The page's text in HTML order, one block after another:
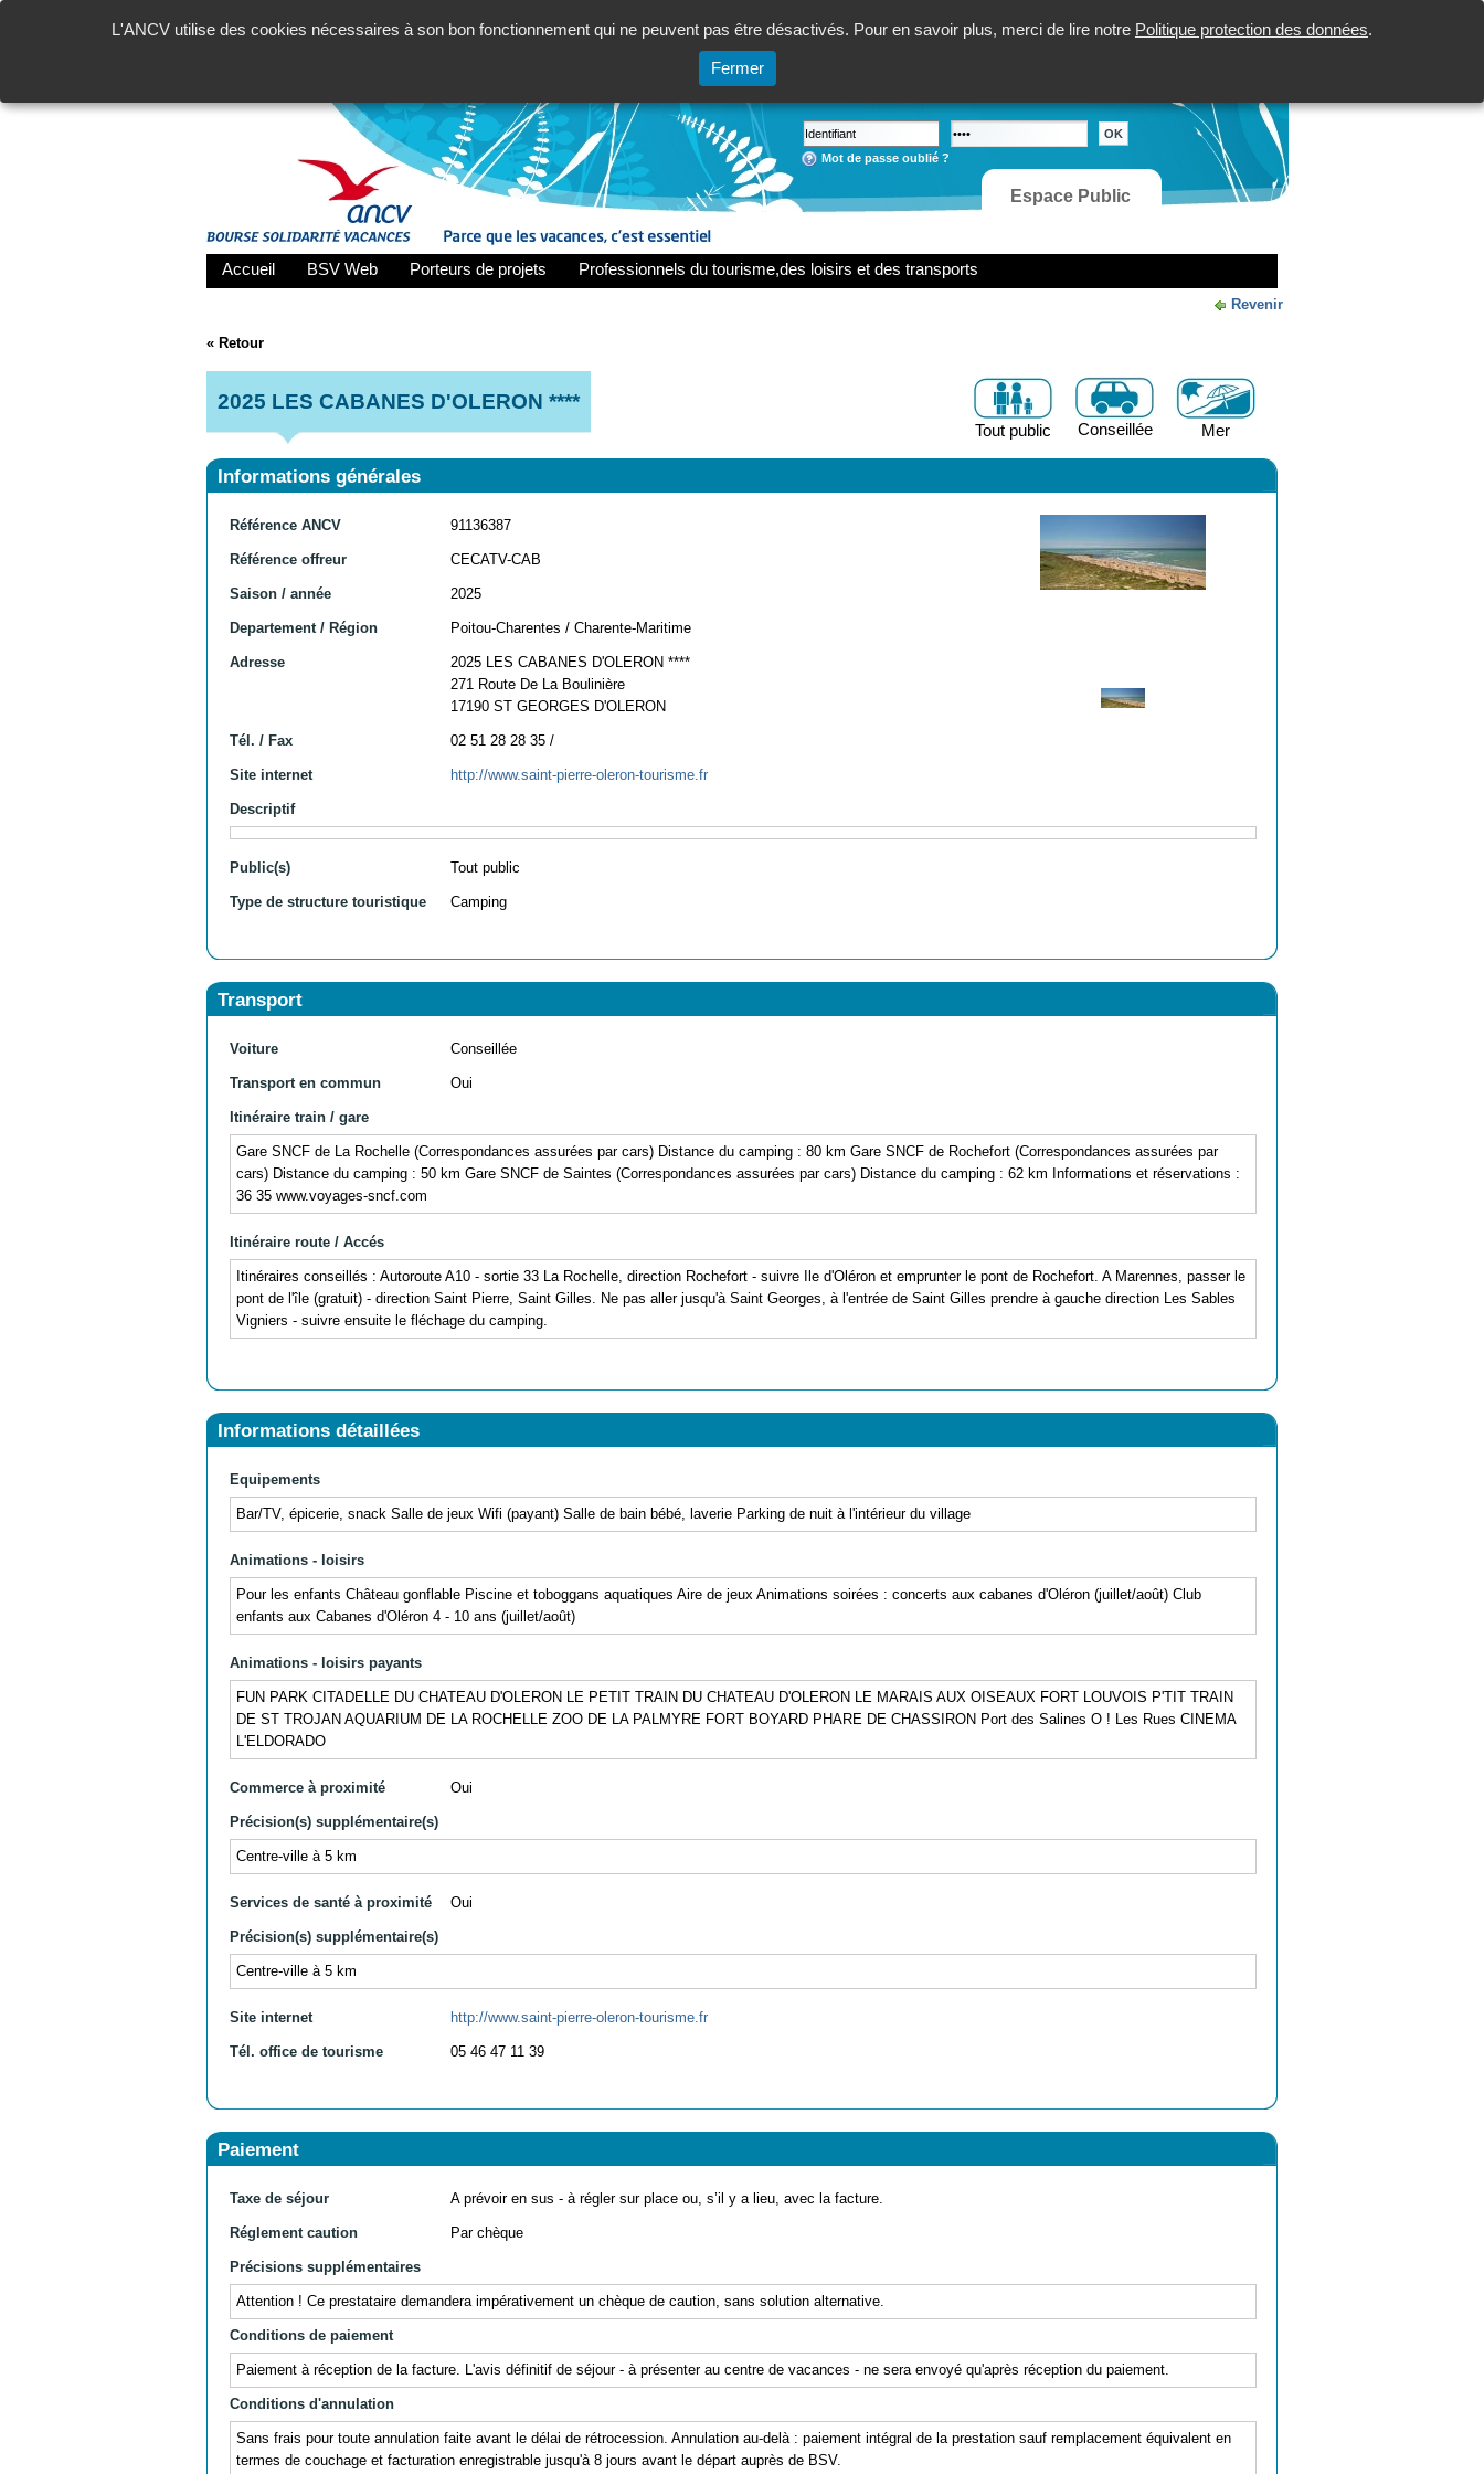
L'ANCV utilise des cookies nécessaires à son bon fonctionnement qui ne peuvent pas être désactivés. Pour en savoir plus, merci de lire notre Politique protection des données.
Fermer
Mot de passe oublié ?
Espace Public
Accueil BSV Web Porteurs de projets Professionnels du tourisme,des loisirs et des transports
Revenir
« Retour
2025 LES CABANES D'OLERON ****
Mer
Conseillée
Tout public
Informations générales
Référence ANCV 91136387
Référence offreur CECATV-CAB
Saison / année 2025
Departement / Région Poitou-Charentes / Charente-Maritime
Adresse
2025 LES CABANES D'OLERON ****
271 Route De La Boulinière
17190 ST GEORGES D'OLERON
Tél. / Fax 02 51 28 28 35 /
Site internet http://www.saint-pierre-oleron-tourisme.fr
Descriptif
Public(s) Tout public
Type de structure touristique Camping
Transport
Voiture Conseillée
Transport en commun Oui
Itinéraire train / gare
Gare SNCF de La Rochelle (Correspondances assurées par cars) Distance du camping : 80 km Gare SNCF de Rochefort (Correspondances assurées par
cars) Distance du camping : 50 km Gare SNCF de Saintes (Correspondances assurées par cars) Distance du camping : 62 km Informations et réservations :
36 35 www.voyages-sncf.com
Itinéraire route / Accés
Itinéraires conseillés : Autoroute A10 - sortie 33 La Rochelle, direction Rochefort - suivre Ile d'Oléron et emprunter le pont de Rochefort. A Marennes, passer le
pont de l'île (gratuit) - direction Saint Pierre, Saint Gilles. Ne pas aller jusqu'à Saint Georges, à l'entrée de Saint Gilles prendre à gauche direction Les Sables
Vigniers - suivre ensuite le fléchage du camping.
Informations détaillées
Equipements
Bar/TV, épicerie, snack Salle de jeux Wifi (payant) Salle de bain bébé, laverie Parking de nuit à l'intérieur du village
Animations - loisirs
Pour les enfants Château gonflable Piscine et toboggans aquatiques Aire de jeux Animations soirées : concerts aux cabanes d'Oléron (juillet/août) Club
enfants aux Cabanes d'Oléron 4 - 10 ans (juillet/août)
Animations - loisirs payants
FUN PARK CITADELLE DU CHATEAU D'OLERON LE PETIT TRAIN DU CHATEAU D'OLERON LE MARAIS AUX OISEAUX FORT LOUVOIS P'TIT TRAIN
DE ST TROJAN AQUARIUM DE LA ROCHELLE ZOO DE LA PALMYRE FORT BOYARD PHARE DE CHASSIRON Port des Salines O ! Les Rues CINEMA
L'ELDORADO
Commerce à proximité Oui
Précision(s) supplémentaire(s)
Centre-ville à 5 km
Services de santé à proximité Oui
Précision(s) supplémentaire(s)
Centre-ville à 5 km
Site internet http://www.saint-pierre-oleron-tourisme.fr
Tél. office de tourisme 05 46 47 11 39
Paiement
Taxe de séjour A prévoir en sus - à régler sur place ou, s’il y a lieu, avec la facture.
Réglement caution Par chèque
Précisions supplémentaires
Attention ! Ce prestataire demandera impérativement un chèque de caution, sans solution alternative.
Conditions de paiement
Paiement à réception de la facture. L'avis définitif de séjour - à présenter au centre de vacances - ne sera envoyé qu'après réception du paiement.
Conditions d'annulation
Sans frais pour toute annulation faite avant le délai de rétrocession. Annulation au-delà : paiement intégral de la prestation sauf remplacement équivalent en
termes de couchage et facturation enregistrable jusqu'à 8 jours avant le départ auprès de BSV.